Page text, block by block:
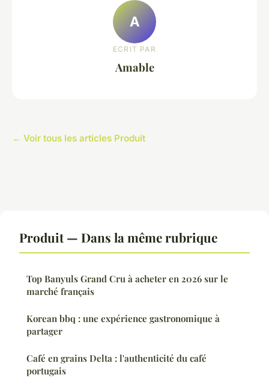
A
ECRIT PAR
Amable
← Voir tous les articles Produit
Produit — Dans la même rubrique
Top Banyuls Grand Cru à acheter en 2026 sur le
marché français
Korean bbq : une expérience gastronomique à
partager
Café en grains Delta : l'authenticité du café
portugais